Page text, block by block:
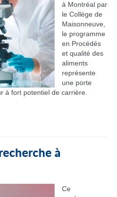
à Montréal par
le Collège de
Maisonneuve,
le programme
en Procédés
et qualité des
aliments
représente
une porte
à fort potentiel de carrière.
à
Ce